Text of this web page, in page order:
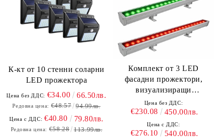
К-кт от 10 стенни соларни
LED прожектора
Цена без ДДС: €34.00 66.50лв.
Редовна цена: €48.57 94.99лв.
Цена с ДДС: €40.80 79.80лв.
Редовна цена: €58.28 113.99лв.
Комплект от 3 LED
фасадни прожектори,
визуализиращи
българското знаме
Цена без ДДС:
€230.08 450.00лв.
Цена с ДДС:
€276.10 540.00лв.